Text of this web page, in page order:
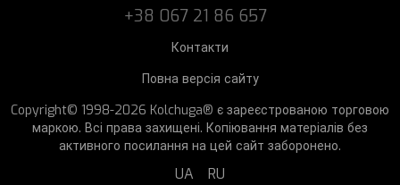
+38 067 21 86 657
Контакти
Повна версія сайту
Copyright© 1998-2026 Kolchuga® є зареєстрованою торговою
маркою. Всі права захищені. Копіювання матеріалів без
активного посилання на цей сайт заборонено.
UA RU